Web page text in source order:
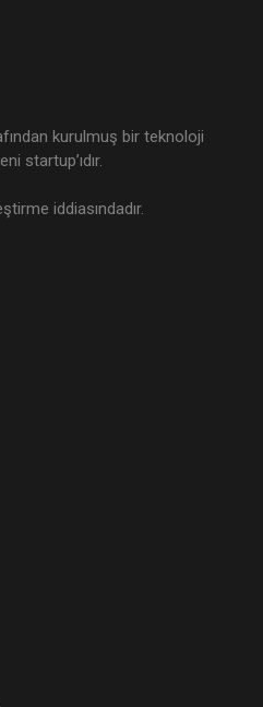
kurulmuş bir teknoloji
startup’ıdır.
iddiasındadır.